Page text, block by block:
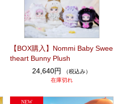
【BOX購入】Nommi Baby Swee
theart Bunny Plush
24,640円
（税込み）
在庫切れ